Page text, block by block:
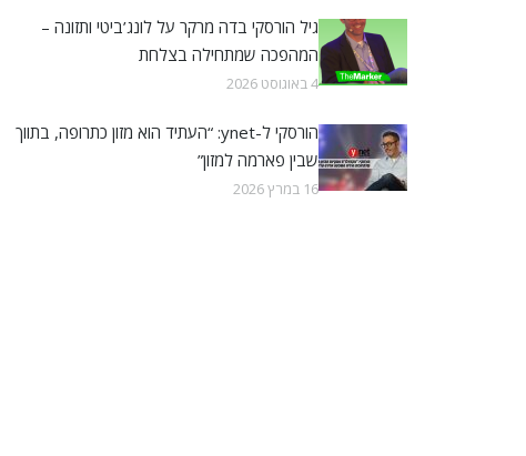
גיל הורסקי בדה מרקר על לונג’ביטי ותזונה –
המהפכה שמתחילה בצלחת
4 באוגוסט 2026
הורסקי ל-ynet: “העתיד הוא מזון כתרופה, בתווך
שבין פארמה למזון”
16 במרץ 2026